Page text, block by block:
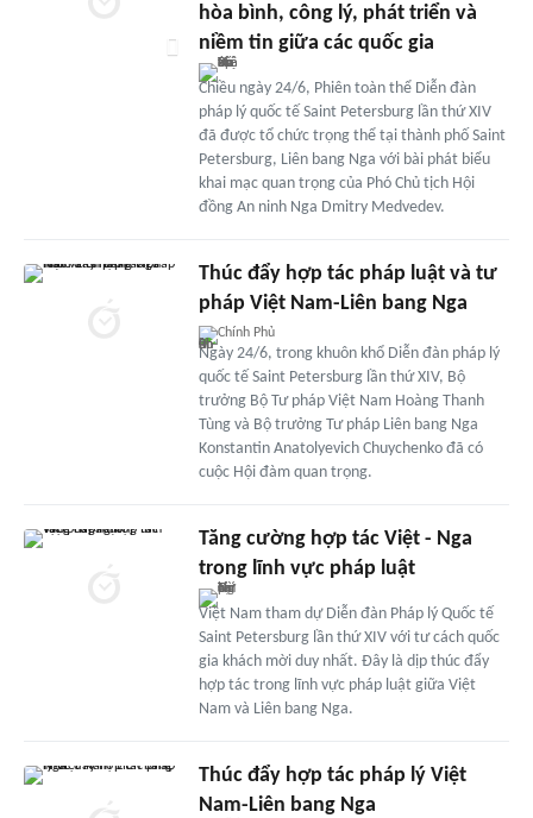
hòa bình, công lý, phát triển và
niềm tin giữa các quốc gia
Chiều ngày 24/6, Phiên toàn thể Diễn đàn
pháp lý quốc tế Saint Petersburg lần thứ XIV
đã được tổ chức trọng thể tại thành phố Saint
Petersburg, Liên bang Nga với bài phát biểu
khai mạc quan trọng của Phó Chủ tịch Hội
đồng An ninh Nga Dmitry Medvedev.
Thúc đẩy hợp tác pháp luật và tư
pháp Việt Nam-Liên bang Nga
Chính Phủ
Ngày 24/6, trong khuôn khổ Diễn đàn pháp lý
quốc tế Saint Petersburg lần thứ XIV, Bộ
trưởng Bộ Tư pháp Việt Nam Hoàng Thanh
Tùng và Bộ trưởng Tư pháp Liên bang Nga
Konstantin Anatolyevich Chuychenko đã có
cuộc Hội đàm quan trọng.
Tăng cường hợp tác Việt - Nga
trong lĩnh vực pháp luật
Việt Nam tham dự Diễn đàn Pháp lý Quốc tế
Saint Petersburg lần thứ XIV với tư cách quốc
gia khách mời duy nhất. Đây là dịp thúc đẩy
hợp tác trong lĩnh vực pháp luật giữa Việt
Nam và Liên bang Nga.
Thúc đẩy hợp tác pháp lý Việt
Nam-Liên bang Nga